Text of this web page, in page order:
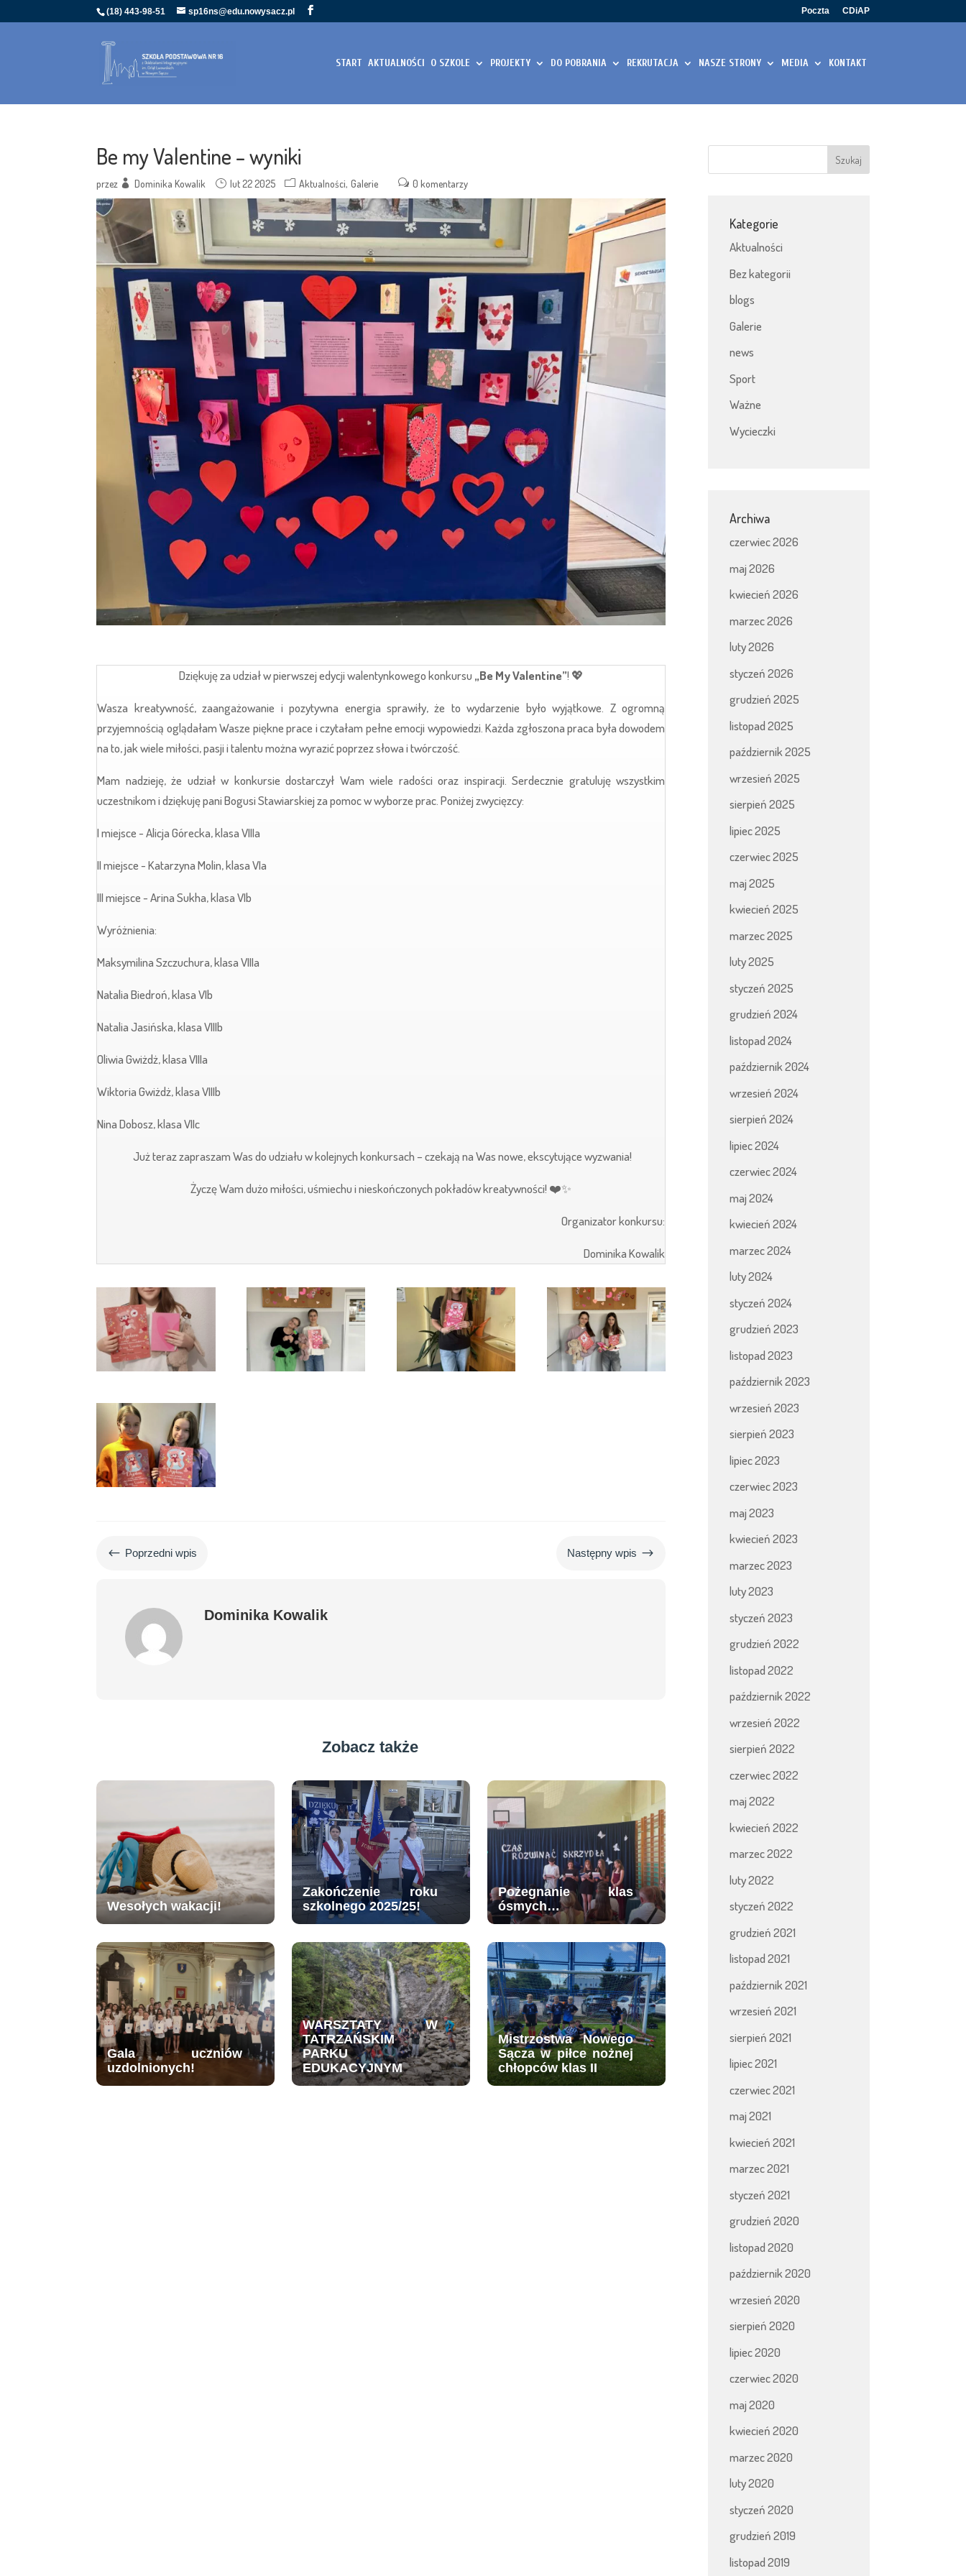
(18) 443-98-51 sp16ns@edu.nowysacz.pl Poczta CDiAP
START AKTUALNOŚCI O SZKOLE PROJEKTY DO POBRANIA REKRUTACJA NASZE STRONY MEDIA KONTAKT
Be my Valentine – wyniki
przez Dominika Kowalik lut 22 2025 Aktualności Galerie 0 komentarzy
Dziękuję za udział w pierwszej edycji walentynkowego konkursu „Be My Valentine”! 💖
Wasza kreatywność, zaangażowanie i pozytywna energia sprawiły, że to wydarzenie było wyjątkowe. Z ogromną
przyjemnością oglądałam Wasze piękne prace i czytałam pełne emocji wypowiedzi. Każda zgłoszona praca była dowodem
na to, jak wiele miłości, pasji i talentu można wyrazić poprzez słowa i twórczość.
Mam nadzieję, że udział w konkursie dostarczył Wam wiele radości oraz inspiracji. Serdecznie gratuluję wszystkim
uczestnikom i dziękuję pani Bogusi Stawiarskiej za pomoc w wyborze prac. Poniżej zwycięzcy:
I miejsce - Alicja Górecka, klasa VIIIa
II miejsce - Katarzyna Molin, klasa VIa
III miejsce - Arina Sukha, klasa VIb
Wyróżnienia:
Maksymilina Szczuchura, klasa VIIIa
Natalia Biedroń, klasa VIb
Natalia Jasińska, klasa VIIIb
Oliwia Gwiżdż, klasa VIIIa
Wiktoria Gwiżdż, klasa VIIIb
Nina Dobosz, klasa VIIc
Już teraz zapraszam Was do udziału w kolejnych konkursach – czekają na Was nowe, ekscytujące wyzwania!
Życzę Wam dużo miłości, uśmiechu i nieskończonych pokładów kreatywności! ❤️✨
Organizator konkursu:
Dominika Kowalik
# Poprzedni wpis Następny wpis $
Dominika Kowalik
Zobacz także
Wesołych wakacji!
Zakończenie roku
szkolnego 2025/25!
Pożegnanie klas
ósmych…
Gala uczniów
uzdolnionych!
WARSZTATY W
TATRZAŃSKIM
PARKU
EDUKACYJNYM
Mistrzostwa Nowego
Sącza w piłce nożnej
chłopców klas II
Kategorie
Aktualności
Bez kategorii
blogs
Galerie
news
Sport
Ważne
Wycieczki
Archiwa
czerwiec 2026
maj 2026
kwiecień 2026
marzec 2026
luty 2026
styczeń 2026
grudzień 2025
listopad 2025
październik 2025
wrzesień 2025
sierpień 2025
lipiec 2025
czerwiec 2025
maj 2025
kwiecień 2025
marzec 2025
luty 2025
styczeń 2025
grudzień 2024
listopad 2024
październik 2024
wrzesień 2024
sierpień 2024
lipiec 2024
czerwiec 2024
maj 2024
kwiecień 2024
marzec 2024
luty 2024
styczeń 2024
grudzień 2023
listopad 2023
październik 2023
wrzesień 2023
sierpień 2023
lipiec 2023
czerwiec 2023
maj 2023
kwiecień 2023
marzec 2023
luty 2023
styczeń 2023
grudzień 2022
listopad 2022
październik 2022
wrzesień 2022
sierpień 2022
czerwiec 2022
maj 2022
kwiecień 2022
marzec 2022
luty 2022
styczeń 2022
grudzień 2021
listopad 2021
październik 2021
wrzesień 2021
sierpień 2021
lipiec 2021
czerwiec 2021
maj 2021
kwiecień 2021
marzec 2021
styczeń 2021
grudzień 2020
listopad 2020
październik 2020
wrzesień 2020
sierpień 2020
lipiec 2020
czerwiec 2020
maj 2020
kwiecień 2020
marzec 2020
luty 2020
styczeń 2020
grudzień 2019
listopad 2019